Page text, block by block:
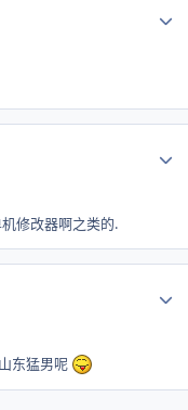
修改器啊之类的.
东猛男呢